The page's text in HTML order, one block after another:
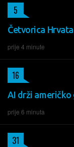
Četvorica
prije 4 minute
5
AI drži
prije 6 minuta
16
31